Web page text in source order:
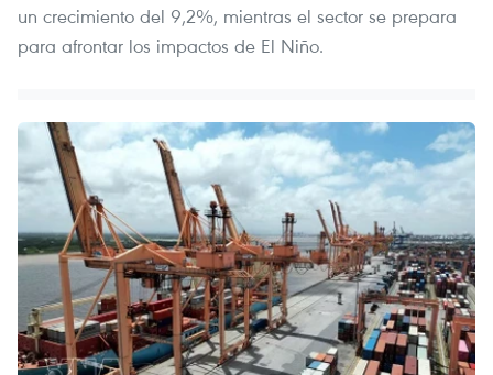
un crecimiento del 9,2%, mientras el sector se prepara
para afrontar los impactos de El Niño.